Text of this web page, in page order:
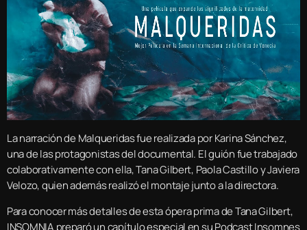
La narración de Malqueridas fue realizada por Karina Sánchez,
una de las protagonistas del documental. El guión fue trabajado
colaborativamente con ella, Tana Gilbert, Paola Castillo y Javiera
Velozo, quien además realizó el montaje junto a la directora.
Para conocer más detalles de esta ópera prima de Tana Gilbert,
INSOMNIA preparó un capítulo especial en su Podcast Insomnes